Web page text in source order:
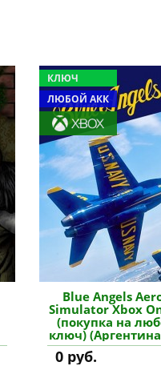
КЛЮЧ
ЛЮБОЙ АКК
Blue Angels
Simulator Xbox
(покупка на
ключ)
0 руб.